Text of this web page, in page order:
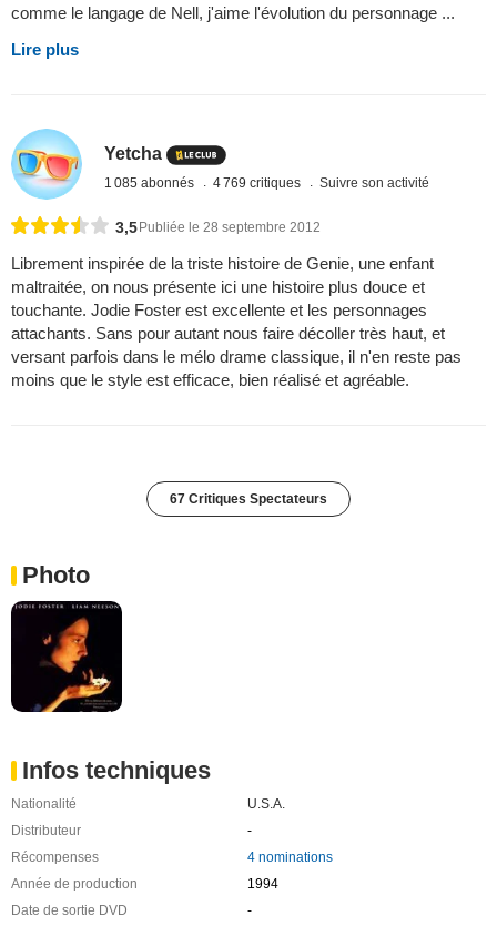
comme le langage de Nell, j'aime l'évolution du personnage ...
Lire plus
Yetcha
1 085 abonnés 4 769 critiques Suivre son activité
3,5 Publiée le 28 septembre 2012
Librement inspirée de la triste histoire de Genie, une enfant
maltraitée, on nous présente ici une histoire plus douce et
touchante. Jodie Foster est excellente et les personnages
attachants. Sans pour autant nous faire décoller très haut, et
versant parfois dans le mélo drame classique, il n'en reste pas
moins que le style est efficace, bien réalisé et agréable.
67 Critiques Spectateurs
Photo
Infos techniques
Nationalité
U.S.A.
Distributeur
-
Récompenses
4 nominations
Année de production
1994
Date de sortie DVD
-